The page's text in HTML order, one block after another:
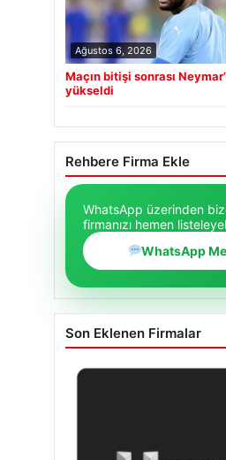
Ağustos 6, 2026
Maçın bitişi sonrası
yükseldi
Rehbere Firma Ekle
WhatsApp üzerinden
firmanızı hemen
WhatsApp
Son Eklenen Firmalar